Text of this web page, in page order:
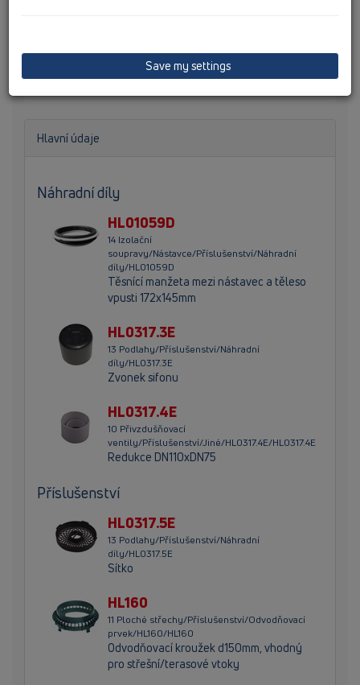
balení. Vhodné pro kombinace s nástavci HL66, HL66.1,
Hlavní údaje
Náhradní díly
HL01059D
14 Izolační
soupravy/Nástavce/Příslušenství/Náhradní
díly/HL01059D
Těsnící manžeta mezi nástavec a těleso
vpusti 172x145mm
HL0317.3E
13 Podlahy/Příslušenství/Náhradní
díly/HL0317.3E
Zvonek sifonu
HL0317.4E
10 Přivzdušňovací
ventily/Příslušenství/Jiné/HL0317.4E/HL0317.4E
Redukce DN110xDN75
Příslušenství
HL0317.5E
13 Podlahy/Příslušenství/Náhradní
díly/HL0317.5E
Sítko
HL160
11 Ploché střechy/Příslušenství/Odvodňovací
prvek/HL160/HL160
Odvodňovací kroužek d150mm, vhodný
pro střešní/terasové vtoky
Save my settings